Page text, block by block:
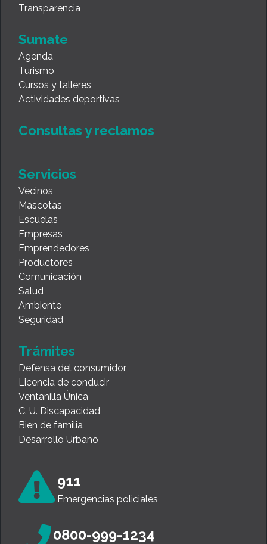
Transparencia
Sumate
Agenda
Turismo
Cursos y talleres
Actividades deportivas
Consultas y reclamos
Servicios
Vecinos
Mascotas
Escuelas
Empresas
Emprendedores
Productores
Comunicación
Salud
Ambiente
Seguridad
Trámites
Defensa del consumidor
Licencia de conducir
Ventanilla Única
C. U. Discapacidad
Bien de familia
Desarrollo Urbano
911
Emergencias policiales
0800-999-1234